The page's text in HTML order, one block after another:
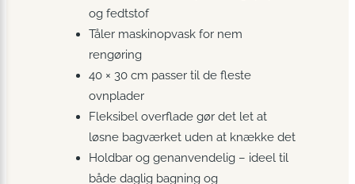
og fedtstof
Tåler maskinopvask for nem
rengøring
40 × 30 cm passer til de fleste
ovnplader
Fleksibel overflade gør det let at
løsne bagværket uden at knække det
Holdbar og genanvendelig – ideel til
både daglig bagning og